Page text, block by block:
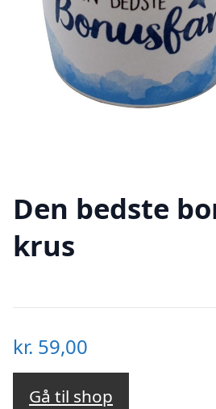
Den bedste
krus
kr. 59,00
Gå til shop